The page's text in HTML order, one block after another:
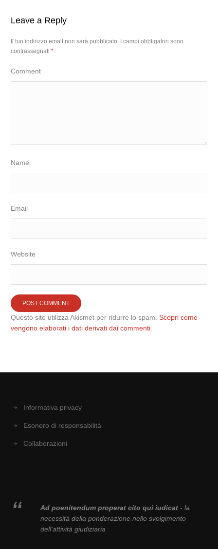
Leave a Reply
Il tuo indirizzo email non sarà pubblicato.
I campi obbligatori sono
contrassegnati*
Comment
Name
Email
Website
Questo sito utilizza Akismet per ridurre lo spam.Scopri come
vengono elaborati i dati derivati dai commenti
Informativa privacy
Esonero di responsabilità
Collaborazioni
Ad poenitendum properat cito qui iudicat- la
necessità della ponderazione nello svolgimento
dell'attività giudiziaria